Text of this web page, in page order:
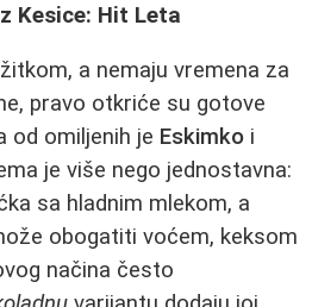
Kesice: Hit Leta
a nemaju vremena za
pravo otkriće su gotove
od omiljenih je Eskimko i
je više nego jednostavna:
sa hladnim mlekom, a
obogatiti voćem, keksom
načina često